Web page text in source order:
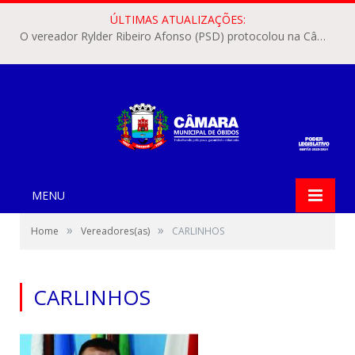
ÚLTIMAS ATUALIZAÇÕES:
O vereador Rylder Ribeiro Afonso (PSD) protocolou na Câmara Municipal de Óbidos o Requerimento nº 346/2026.
MENU
Home » Vereadores(as) » CARLINHOS
CARLINHOS